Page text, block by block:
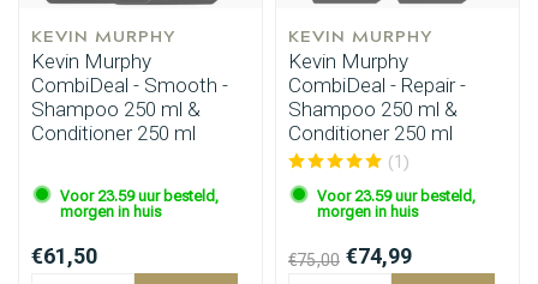
KEVIN MURPHY
Kevin Murphy
CombiDeal - Smooth -
Shampoo 250 ml &
Conditioner 250 ml
Voor 23.59 uur besteld,
morgen in huis
€61,50
KEVIN MURPHY
Kevin Murphy
CombiDeal - Repair -
Shampoo 250 ml &
Conditioner 250 ml
(1)
Voor 23.59 uur besteld,
morgen in huis
€75,00 €74,99